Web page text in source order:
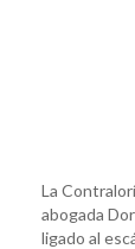
La
abogada
ligado al